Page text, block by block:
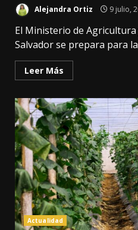
Alejandra Ortiz 9 julio,
El Ministerio de Agricultura
Salvador se prepara para
Leer Más
Actualidad